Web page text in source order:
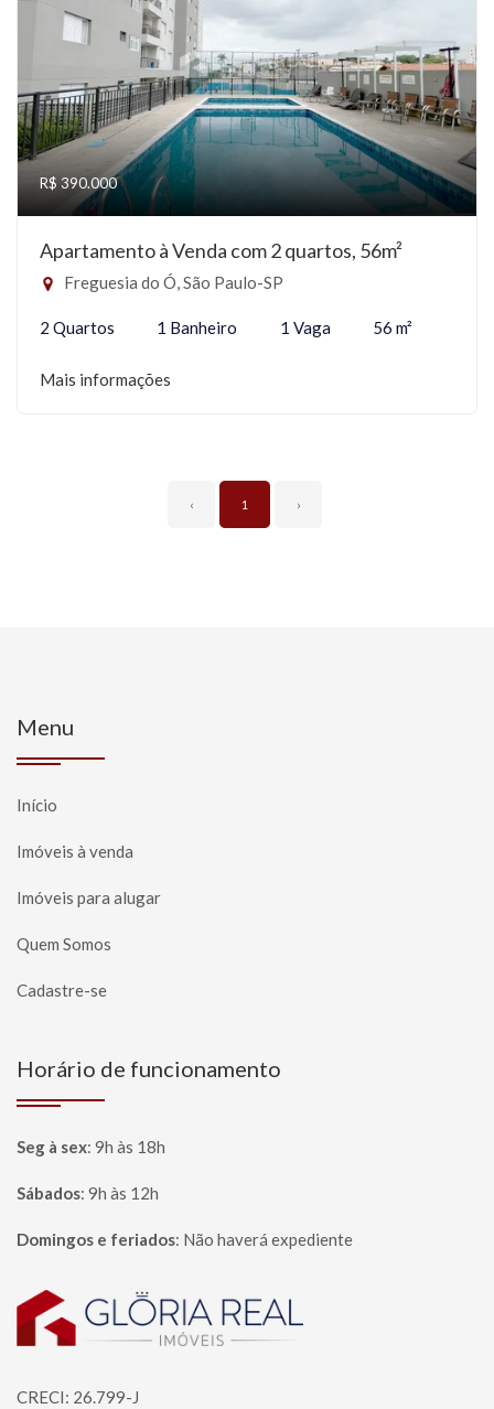
R$ 390.000
Apartamento à Venda com 2 quartos, 56m²
Freguesia do Ó, São Paulo-SP
2 Quartos 1 Banheiro 1 Vaga 56 m²
Mais informações
‹ 1 ›
Menu
Início
Imóveis à venda
Imóveis para alugar
Quem Somos
Cadastre-se
Horário de funcionamento
Seg à sex: 9h às 18h
Sábados: 9h às 12h
Domingos e feriados: Não haverá expediente
Página inicial
CRECI: 26.799-J